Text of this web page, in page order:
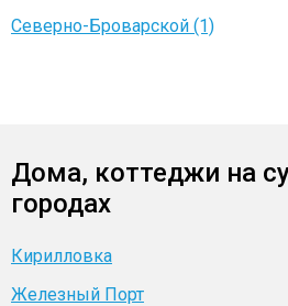
Северно-Броварской (1)
Дома, коттеджи на
городах
Кирилловка
Железный Порт